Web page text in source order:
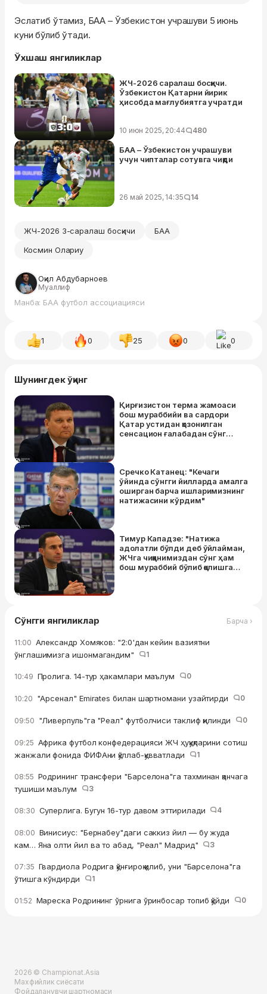
Эслатиб ўтамиз, БАА – Ўзбекистон учрашуви 5 июнь
куни бўлиб ўтади.
Ўхшаш янгиликлар
ЖЧ-2026 саралаш босқичи.
Ўзбекистон Қатарни йирик
ҳисобда мағлубиятга учратди
10 июн 2025, 20:44 480
БАА – Ўзбекистон учрашуви
учун чипталар сотувга чиқди
26 май 2025, 14:35 14
ЖЧ-2026 3-саралаш босқичи
БАА
Космин Олариу
Оқил Абдубарноев
Муаллиф
Манба: БАА футбол ассоциацияси
1 0 25 0 0
Шунингдек ўқинг
Қирғизистон терма жамоаси
бош мураббийи ва сардори
Қатар устидан қозонилган
сенсацион ғалабадан сўнг
Сречко Катанец: "Кечаги
ўйинда сўнгги йилларда амалга
оширган барча ишларимизнинг
натижасини кўрдим"
Тимур Кападзе: "Натижа
адолатли бўлди деб ўйлайман,
ЖЧга чиққанимиздан сўнг ҳам
бош мураббий бўлиб қолишга
Сўнгги янгиликлар Барча ›
11:00 Александр Хомяков: "2:0'дан кейин вазиятни
ўнглашимизга ишонмагандим"
1
10:49 Пролига. 14-тур ҳакамлари маълум 0
10:20 "Арсенал" Emirates билан шартномани узайтирди 0
09:50 "Ливерпуль"га "Реал" футболчиси таклиф қилинди 0
09:25 Африка футбол конфедерацияси ЖЧ ҳуқуқларини сотиш
жанжали фонида ФИФАни қўллаб-қувватлади
1
08:55 Родрининг трансфери "Барселона"га тахминан қанчага
тушиши маълум
3
08:30 Суперлига. Бугун 16-тур давом эттирилади 4
08:00 Винисиус: "Бернабеу"даги саккиз йил — бу жуда
кам… Яна олти йил ва то абад, "Реал" Мадрид"
3
07:35 Гвардиола Родрига қўнғироқ қилиб, уни "Барселона"га
ўтишга кўндирди
1
01:52 Мареска Родрининг ўрнига ўринбосар топиб қўйди 0
2026 © Championat.Asia
Махфийлик сиёсати
Фойдаланувчи шартномаси